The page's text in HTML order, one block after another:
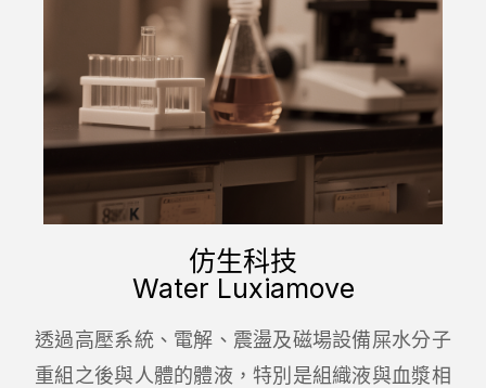
仿生科技
Water Luxiamove
透過高壓系統、電解、震盪及磁場設備屎水分子
重組之後與人體的體液，特別是組織液與血漿相